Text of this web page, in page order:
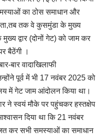
का ठोस समाधान और
तक वे कुसमुंडा के मुख्य
द्वार (दोनों गेट) को जाम कर
बैठेंगी ।
बार वादाखिलाफी
पूर्व में भी 17 नवंबर 2025 को
में गेट जाम आंदोलन किया था।
ने स्वयं मौके पर पहुंचकर हस्तक्षेप
दिया था कि 21 नवंबर
कर सभी समस्याओं का समाधान